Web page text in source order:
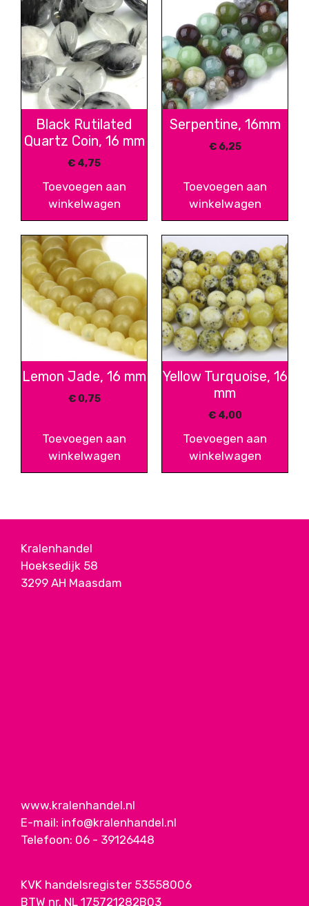
Black Rutilated
Quartz Coin, 16 mm
€ 4,75
Toevoegen aan
winkelwagen
Serpentine, 16mm
€6,25
Toevoegen aan
winkelwagen
Lemon Jade, 16 mm
€0,75
Toevoegen aan
winkelwagen
Yellow Turquoise, 16
mm
€4,00
Toevoegen aan
winkelwagen
Kralenhandel
Hoeksedijk 58
3299 AH Maasdam
www.kralenhandel.nl
E-mail: info@kralenhandel.nl
Telefoon: 06 - 39126448
KVK handelsregister 53558006
BTW nr. NL 175721282B03